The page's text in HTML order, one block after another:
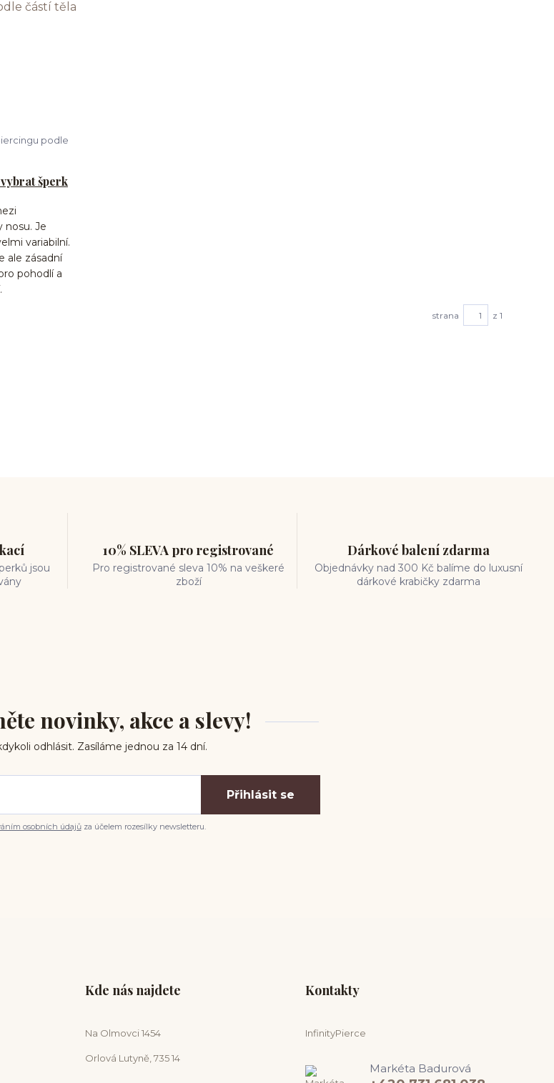
šperk
podle
nosu. Je
variabilní.
ale zásadní
pohodlí a
strana z 1
jsou
10% SLEVA pro registrované
Pro registrované sleva 10% na veškeré
zboží
Dárkové balení zdarma
Objednávky nad 300 Kč balíme do luxusní
dárkové krabičky zdarma
novinky, akce a slevy!
odhlásit. Zasíláme jednou za 14 dní.
Přihlásit se
osobních údajůza účelem rozesílky newsletteru.
Kde nás najdete
Na Olmovci 1454
Orlová Lutyně, 735 14
Kontakty
InfinityPierce
Markéta Badurová